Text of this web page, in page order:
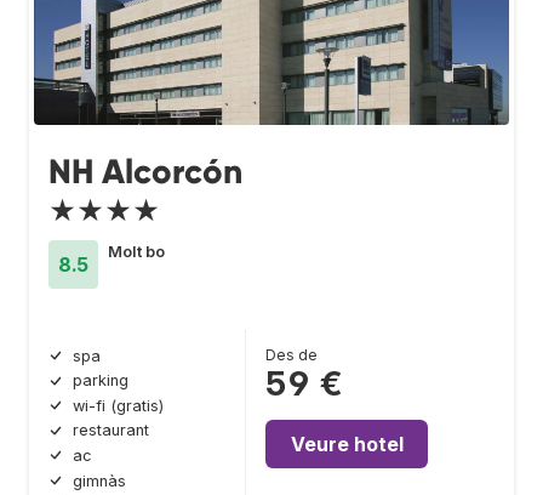
NH Alcorcón
★★★★
8.5
Molt bo
spa
parking
wi-fi (gratis)
restaurant
ac
gimnàs
Des de
59 €
Veure hotel